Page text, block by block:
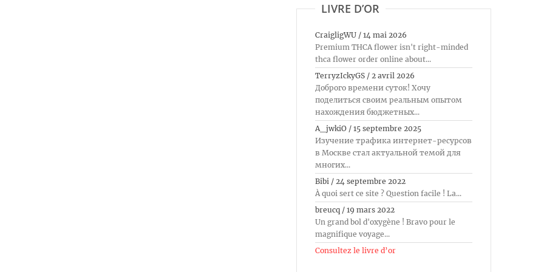
LIVRE D’OR
CraigligWU / 14 mai 2026
Premium THCA flower isn't right-minded
thca flower order online about...
TerryzIckyGS / 2 avril 2026
Доброго времени суток! Хочу
поделиться своим реальным опытом
нахождения бюджетных...
A_jwkiO / 15 septembre 2025
Изучение трафика интернет-ресурсов
в Москве стал актуальной темой для
многих...
Bibi / 24 septembre 2022
À quoi sert ce site ? Question facile ! La...
breucq / 19 mars 2022
Un grand bol d'oxygène ! Bravo pour le
magnifique voyage...
Consultez le livre d’or